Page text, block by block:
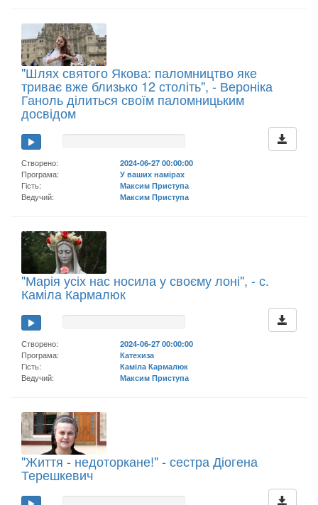
"Шлях святого Якова: паломництво яке
триває вже близько 12 століть", - Вероніка
Ганоль ділиться своїм паломницьким
досвідом
Створено:
2024-06-27 00:00:00
Програма:
У ваших намірах
Гість:
Максим Приступа
Ведучий:
Максим Приступа
"Марія усіх нас носила у своєму лоні", - с.
Каміла Кармалюк
Створено:
2024-06-27 00:00:00
Програма:
Катехиза
Гість:
Каміла Кармалюк
Ведучий:
Максим Приступа
"Життя - недоторкане!" - сестра Діогена
Терешкевич